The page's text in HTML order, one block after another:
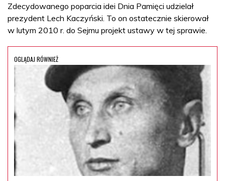
Zdecydowanego poparcia idei Dnia Pamięci udzielał
prezydent Lech Kaczyński. To on ostatecznie skierował
w lutym 2010 r. do Sejmu projekt ustawy w tej sprawie.
OGLĄDAJ RÓWNIEŻ